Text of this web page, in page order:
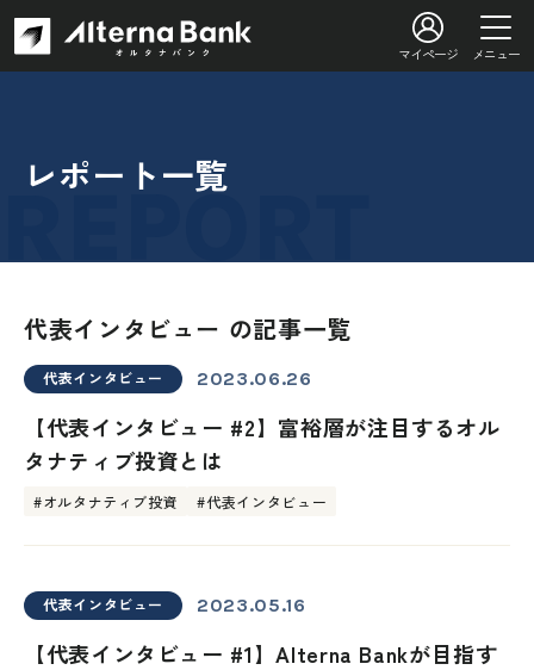
マイページ メニュー
レポート一覧
代表インタビュー の記事一覧
代表インタビュー 2023.06.26
【代表インタビュー #2】富裕層が注目するオル
タナティブ投資とは
#オルタナティブ投資 #代表インタビュー
代表インタビュー 2023.05.16
【代表インタビュー #1】Alterna Bankが目指す